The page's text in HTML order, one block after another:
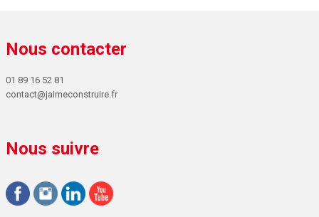
Nous contacter
01 89 16 52 81
contact@jaimeconstruire.fr
Nous suivre